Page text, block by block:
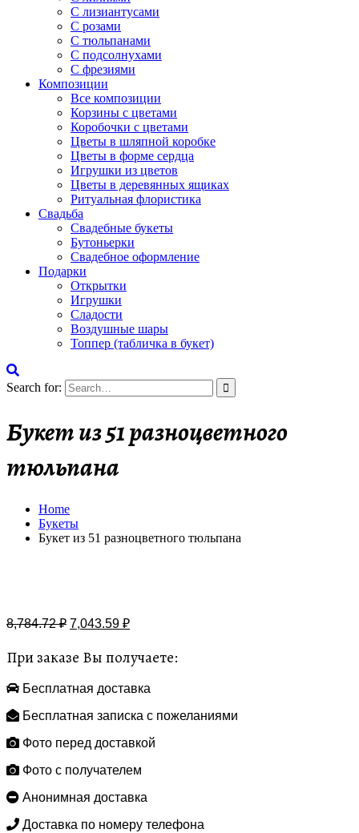
С лизиантусами
С розами
С тюльпанами
С подсолнухами
С фрезиями
Композиции
Все композиции
Корзины с цветами
Коробочки с цветами
Цветы в шляпной коробке
Цветы в форме сердца
Игрушки из цветов
Цветы в деревянных ящиках
Ритуальная флористика
Свадьба
Свадебные букеты
Бутоньерки
Свадебное оформление
Подарки
Открытки
Игрушки
Сладости
Воздушные шары
Топпер (табличка в букет)
Search for:
Букет из 51 разноцветного
тюльпана
Home
Букеты
Букет из 51 разноцветного тюльпана
8,784.72₽ 7,043.59 ₽
При заказе Вы получаете:
Бесплатная доставка
Бесплатная записка с пожеланиями
Фото перед доставкой
Фото с получателем
Анонимная доставка
Доставка по номеру телефона